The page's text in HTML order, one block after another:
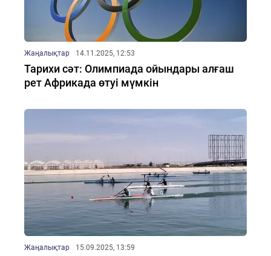
Жаңалықтар 14.11.2025, 12:53
Тарихи сәт: Олимпиада ойындары алғаш
рет Африкада өтуі мүмкін
Жаңалықтар 15.09.2025, 13:59